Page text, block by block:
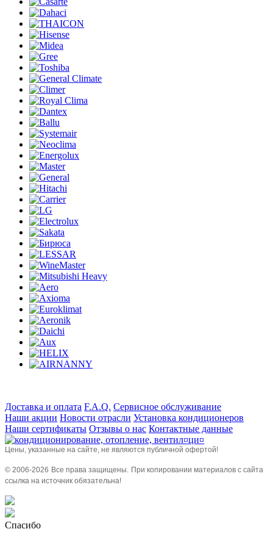
Доставка и оплата F.A.Q. Сервисное обслуживание
Наши акции Новости отрасли Установка кондиционеров
Наши сертификаты Отзывы о нас Контактные данные
Цены, указанные на сайте, не являются публичной офертой!
© 2006-2026 Все права защищены. При копировании материалов с сайта
ссылка на источник обязательна!
Спасибо